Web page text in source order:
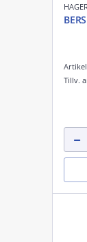
HAGER
Tillv.